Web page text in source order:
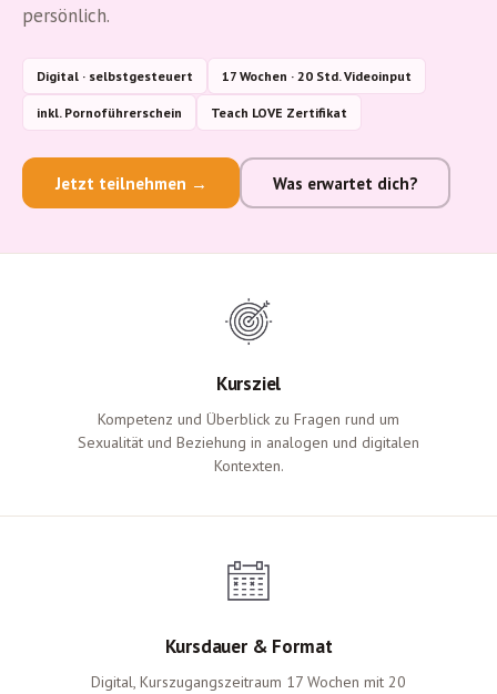
persönlich.
Digital · selbstgesteuert 17 Wochen · 20 Std. Videoinput
inkl. Pornoführerschein Teach LOVE Zertifikat
Jetzt teilnehmen → Was erwartet dich?
Kursziel
Kompetenz und Überblick zu Fragen rund um
Sexualität und Beziehung in analogen und digitalen
Kontexten.
Kursdauer & Format
Digital, Kurszugangszeitraum 17 Wochen mit 20